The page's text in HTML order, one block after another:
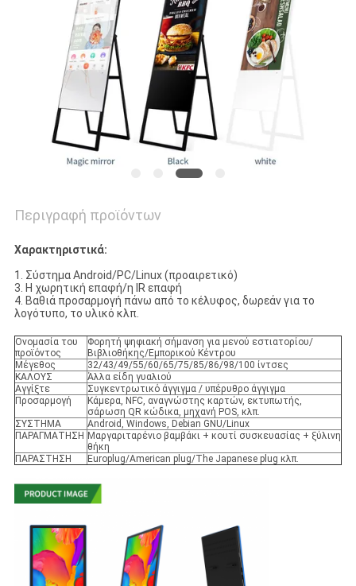
ΠΟΛΙΤΙΚΉ
ΑΠΟΡΡΉΤΟΥ
Περιγραφή προϊόντων
Χαρακτηριστικά:
1. Σύστημα Android/PC/Linux (προαιρετικό)
3. Η χωρητική επαφή/η IR επαφή
4. Βαθιά προσαρμογή πάνω από το κέλυφος, δωρεάν για το
λογότυπο, το υλικό κλπ.
Ονομασία του
προϊόντος
Φορητή ψηφιακή σήμανση για μενού εστιατορίου/
Βιβλιοθήκης/Εμπορικού Κέντρου
Μέγεθος
32/43/49/55/60/65/75/85/86/98/100 ίντσες
ΚΑΛΟΥΣ
Άλλα είδη γυαλιού
Αγγίξτε
Συγκεντρωτικό άγγιγμα / υπέρυθρο άγγιγμα
Προσαρμογή
Κάμερα, NFC, αναγνώστης καρτών, εκτυπωτής,
σάρωση QR κώδικα, μηχανή POS, κλπ.
ΣΥΣΤΗΜΑ
Android, Windows, Debian GNU/Linux
ΠΑΡΑΓΜΑΤΗΣΗ Μαργαριταρένιο βαμβάκι + κουτί συσκευασίας + ξύλινη
θήκη
ΠΑΡΑΣΤΗΣΗ
Europlug/American plug/The Japanese plug κλπ.